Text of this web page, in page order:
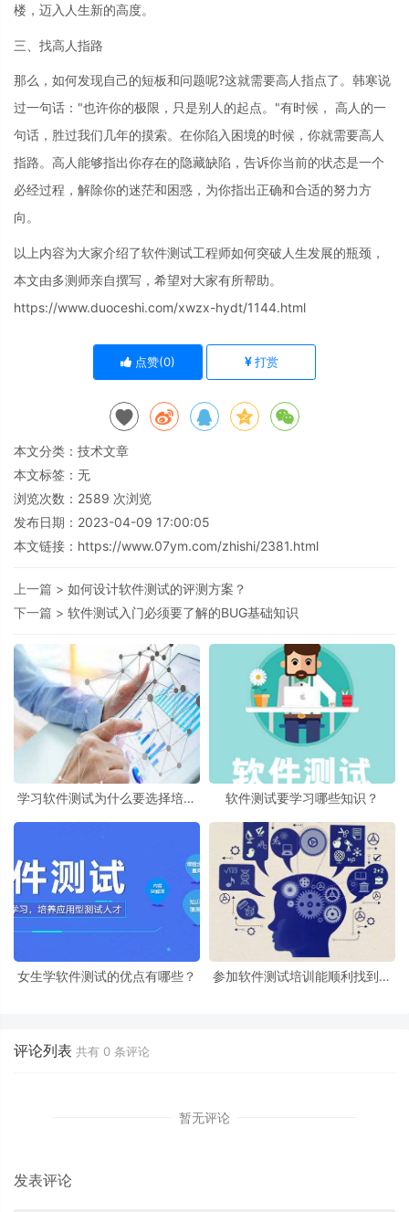
楼，迈入人生新的高度。
三、找高人指路
那么，如何发现自己的短板和问题呢?这就需要高人指点了。韩寒说
过一句话："也许你的极限，只是别人的起点。"有时候， 高人的一
句话，胜过我们几年的摸索。在你陷入困境的时候，你就需要高人
指路。高人能够指出你存在的隐藏缺陷，告诉你当前的状态是一个
必经过程，解除你的迷茫和困惑，为你指出正确和合适的努力方
向。
以上内容为大家介绍了软件测试工程师如何突破人生发展的瓶颈，
本文由多测师亲自撰写，希望对大家有所帮助。
https://www.duoceshi.com/xwzx-hydt/1144.html
点赞(0) 打赏
本文分类： 技术文章
本文标签：无
浏览次数： 2589 次浏览
发布日期：2023-04-09 17:00:05
本文链接： https://www.07ym.com/zhishi/2381.html
上一篇 > 如何设计软件测试的评测方案？
下一篇 > 软件测试入门必须要了解的BUG基础知识
学习软件测试为什么要选择培训
软件测试要学习哪些知识？
女生学软件测试的优点有哪些？
参加软件测试培训能顺利找到工
评论列表 共有 0 条评论
暂无评论
发表评论